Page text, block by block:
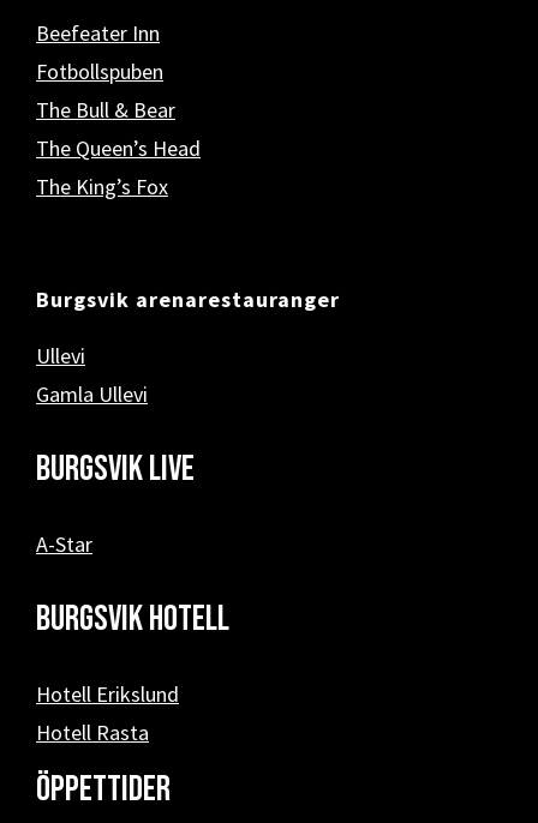
Beefeater Inn
Fotbollspuben
The Bull & Bear
The Queen’s Head
The King’s Fox
Burgsvik arenarestauranger
Ullevi
Gamla Ullevi
Burgsvik Live
A-Star
Burgsvik hotell
Hotell Erikslund
Hotell Rasta
Öppettider